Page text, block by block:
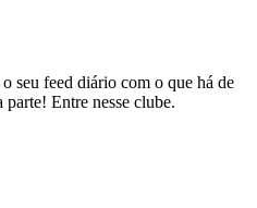
seu feed diário com o que há de
parte! Entre nesse clube.